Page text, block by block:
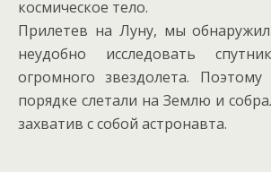
космическое тело.
Прилетев на Луну, мы
неудобно исследовать
огромного звездолета.
порядке слетали на Землю и
захватив с собой астронавта.